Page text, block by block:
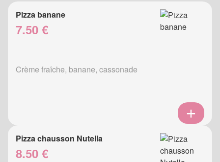
Pizza banane
7.50 €
Crème fraîche, banane, cassonade
Pizza chausson Nutella
8.50 €